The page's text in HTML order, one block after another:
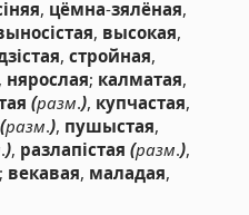
, цёмна-зялёная,
, высокая,
, стройная,
, нярослая; калматая,
(разм.), купчастая,
(разм.), пушыстая,
.), разлапістая (разм.),
; векавая, маладая,